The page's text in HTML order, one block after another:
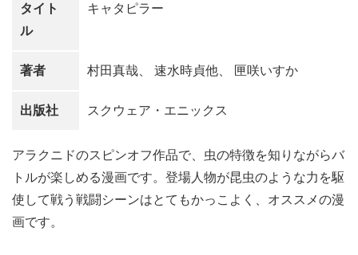
タイト
ル
キャタピラー
著者 村田真哉、 速水時貞他、 匣咲いすか
出版社 スクウェア・エニックス
アラクニドのスピンオフ作品で、虫の特徴を知りながらバ
トルが楽しめる漫画です。登場人物が昆虫のような力を駆
使して戦う戦闘シーンはとてもかっこよく、オススメの漫
画です。